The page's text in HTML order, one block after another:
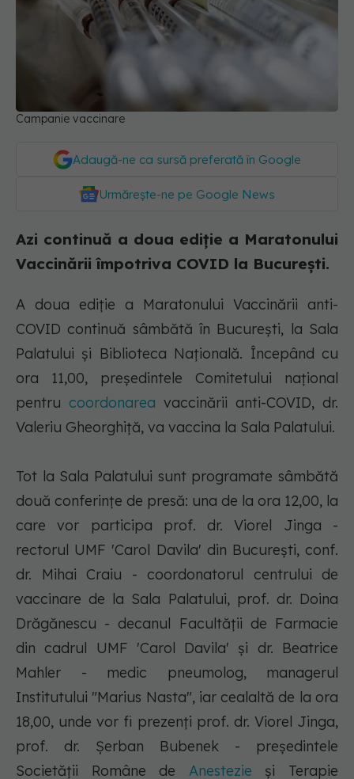
Campanie vaccinare
Adaugă-ne ca sursă preferată în Google
Urmărește-ne pe Google News
Azi continuă a doua ediție a Maratonului
Vaccinării împotriva COVID la București.
A doua ediţie a Maratonului Vaccinării anti-
COVID continuă sâmbătă în Bucureşti, la Sala
Palatului şi Biblioteca Naţională. Începând cu
ora 11,00, preşedintele Comitetului naţional
pentru coordonarea vaccinării anti-COVID, dr.
Valeriu Gheorghiţă, va vaccina la Sala Palatului.
Tot la Sala Palatului sunt programate sâmbătă
două conferinţe de presă: una de la ora 12,00, la
care vor participa prof. dr. Viorel Jinga -
rectorul UMF 'Carol Davila' din Bucureşti, conf.
dr. Mihai Craiu - coordonatorul centrului de
vaccinare de la Sala Palatului, prof. dr. Doina
Drăgănescu - decanul Facultăţii de Farmacie
din cadrul UMF 'Carol Davila' şi dr. Beatrice
Mahler - medic pneumolog, managerul
Institutului "Marius Nasta", iar cealaltă de la ora
18,00, unde vor fi prezenţi prof. dr. Viorel Jinga,
prof. dr. Şerban Bubenek - preşedintele
Societăţii Române de Anestezie şi Terapie